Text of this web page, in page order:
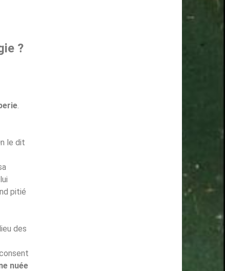
?
.
le dit
pitié
des
nuée